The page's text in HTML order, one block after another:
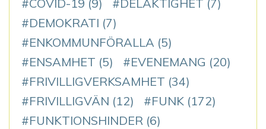
COVID-19 (9) DELAKTIGHET (7)
DEMOKRATI (7)
ENKOMMUNFÖRALLA (5)
ENSAMHET (5) EVENEMANG (20)
FRIVILLIGVERKSAMHET (34)
FRIVILLIGVÄN (12) FUNK (172)
FUNKTIONSHINDER (6)